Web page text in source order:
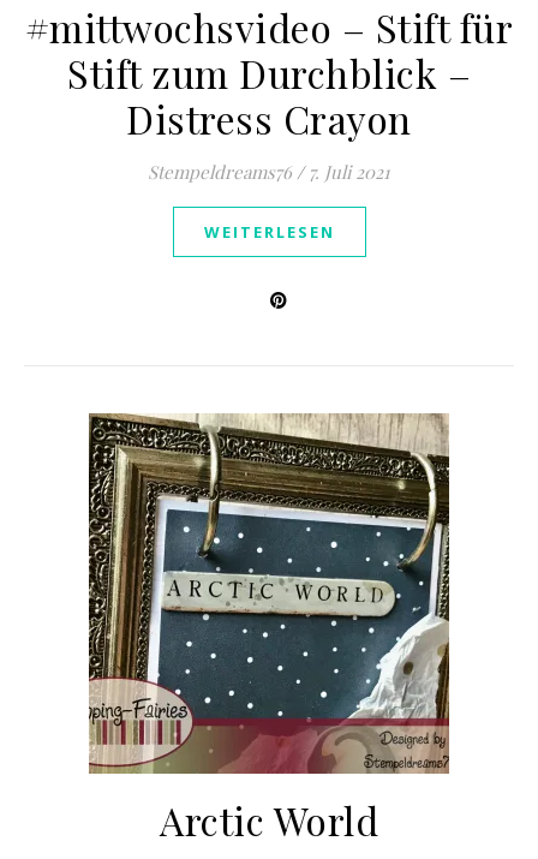
#mittwochsvideo – Stift für
Stift zum Durchblick –
Distress Crayon
Stempeldreams76 / 7. Juli 2021
WEITERLESEN
Arctic World